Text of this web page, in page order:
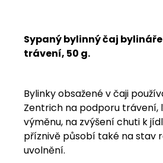
Sypaný bylinný čaj
trávení, 50 g.
Bylinky obsažené v čaji
Zentrich na podporu trávení,
výměnu, na zvýšení chuti k
příznivě působí také na stav
uvolnění.